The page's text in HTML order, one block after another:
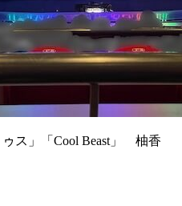
ス」「Cool Beast」 柚香